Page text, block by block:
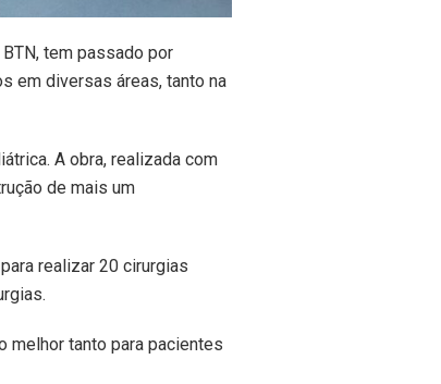
tem passado por
em diversas áreas, tanto na
A obra, realizada com
de mais um
realizar 20 cirurgias
melhor tanto para pacientes